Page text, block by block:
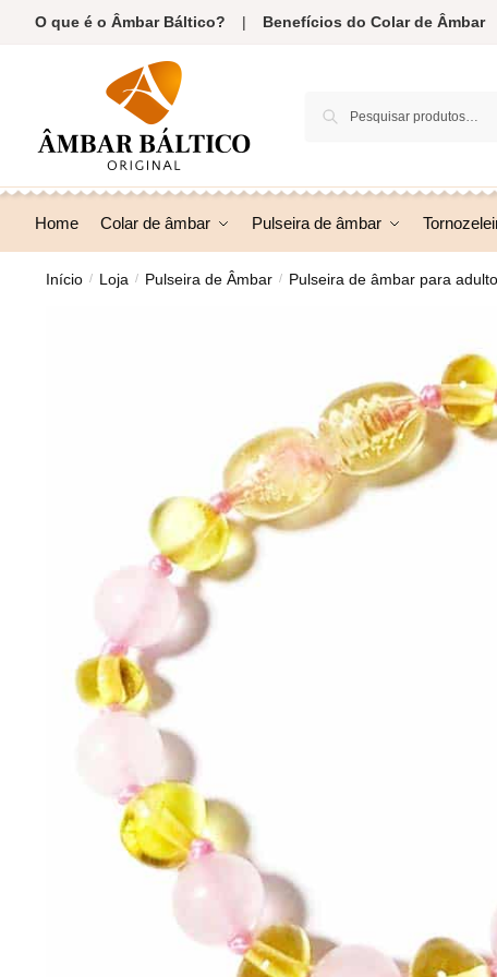
O que é o Âmbar Báltico? | Benefícios do Colar de Âmbar
Pesquisa
Home Colar de âmbar Pulseira de âmbar
Início / Loja / Pulseira de Âmbar / Pulseira de âmbar para adulto